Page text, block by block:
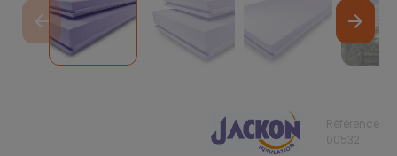
arrow_forward
arrow_back
Référence
00532